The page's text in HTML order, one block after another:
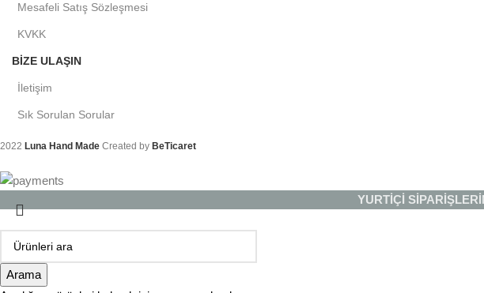
Mesafeli Satış Sözleşmesi
KVKK
BIZE ULAŞIN
İletişim
Sık Sorulan Sorular
2022 Luna Hand Made Created by BeTicaret
Arama
YURTİÇİ